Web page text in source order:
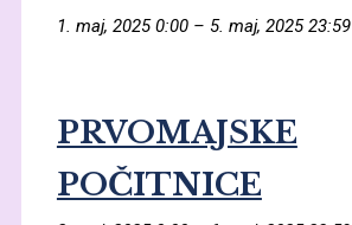
1. maj, 2025 0:00– 5. maj, 2025 23:59
PRVOMAJSKE
POČITNICE